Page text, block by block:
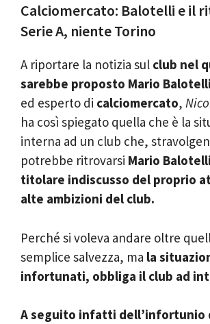
Calciomercato: Balotelli e il
Serie A, niente Torino
A riportare la notizia sul club nel
sarebbe proposto Mario Balotelli
ed esperto di calciomercato,
ha così spiegato quella che è la
interna ad un club che,
potrebbe ritrovarsi Mario
titolare indiscusso del proprio
alte ambizioni del club.
Perché si voleva andare oltre
semplice salvezza, ma la
infortunati, obbliga il club ad
A seguito infatti dell’infortunio